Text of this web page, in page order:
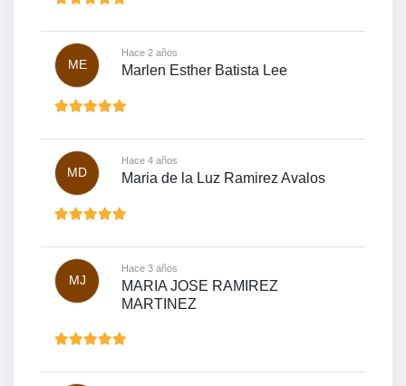
ME
Hace 2 años
Marlen Esther Batista Lee
MD
Hace 4 años
Maria de la Luz Ramirez Avalos
MJ
Hace 3 años
MARIA JOSE RAMIREZ
MARTINEZ